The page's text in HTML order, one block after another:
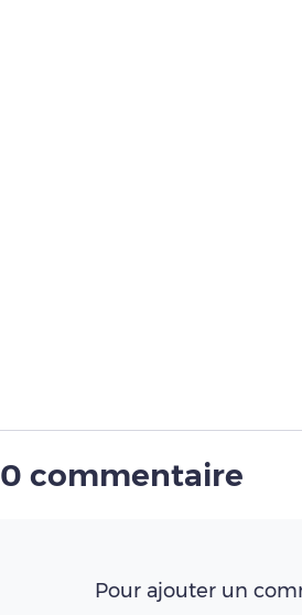
0 commentaire
Pour ajouter un